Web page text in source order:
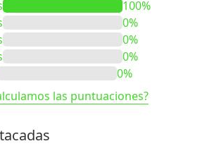
100%
0%
0%
0%
0%
las puntuaciones?